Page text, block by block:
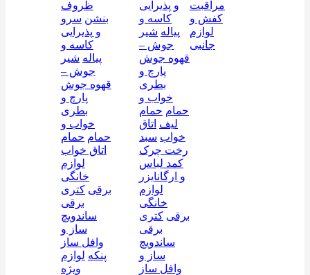
ظروف
بنشن سرو
و پذیرایی
کاسه و
پیاله شیر
جوش –
قهوه جوش
پارچ و
بطری
خواب و
حمام حمام
اتاق خواب
لوازم
خانگی
برقی کتری
برقی
ساندویچ
ساز و
وافل ساز
پنکه لوازم
ویژه
و پذیرایی
کاسه و
پیاله شیر
جوش –
قهوه جوش
پارچ و
بطری
خواب و
حمام حمام
لیف اتاق
خواب سبد
رخت چرک
کمد لباس
و ارگانایزر
لوازم
خانگی
برقی کتری
برقی
ساندویچ
ساز و
وافل ساز
مراقبت
کفش و
لوازم
جانبی